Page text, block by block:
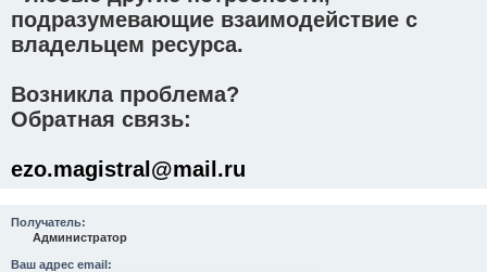
подразумевающие взаимодействие с
владельцем ресурса.
Возникла проблема?
Обратная связь:
ezo.magistral@mail.ru
Получатель:
Администратор
Ваш адрес email: